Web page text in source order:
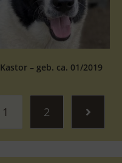
Kastor – geb. ca. 01/2019
1 2